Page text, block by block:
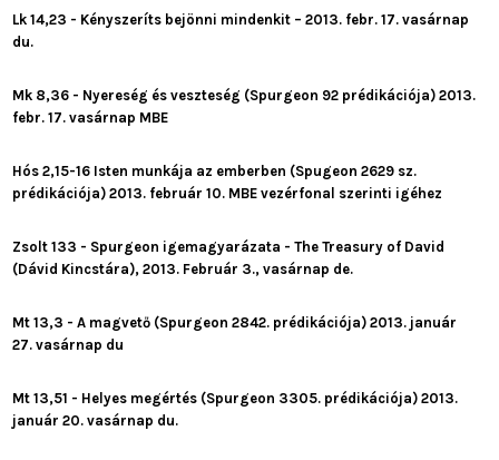
Lk 14,23 - Kényszeríts bejönni mindenkit – 2013. febr. 17. vasárnap
du.
Mk 8,36 - Nyereség és veszteség (Spurgeon 92 prédikációja) 2013.
febr. 17. vasárnap MBE
Hós 2,15-16 Isten munkája az emberben (Spugeon 2629 sz.
prédikációja) 2013. február 10. MBE vezérfonal szerinti igéhez
Zsolt 133 - Spurgeon igemagyarázata - The Treasury of David
(Dávid Kincstára), 2013. Február 3., vasárnap de.
Mt 13,3 - A magvető (Spurgeon 2842. prédikációja) 2013. január
27. vasárnap du
Mt 13,51 - Helyes megértés (Spurgeon 3305. prédikációja) 2013.
január 20. vasárnap du.